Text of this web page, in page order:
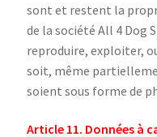
sont et restent la
de la société All 4 Dog
reproduire, exploiter,
soit, même
soient sous forme de
Article 11. Données à